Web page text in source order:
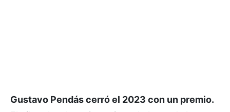
Gustavo Pendás cerró el 2023 con un premio.